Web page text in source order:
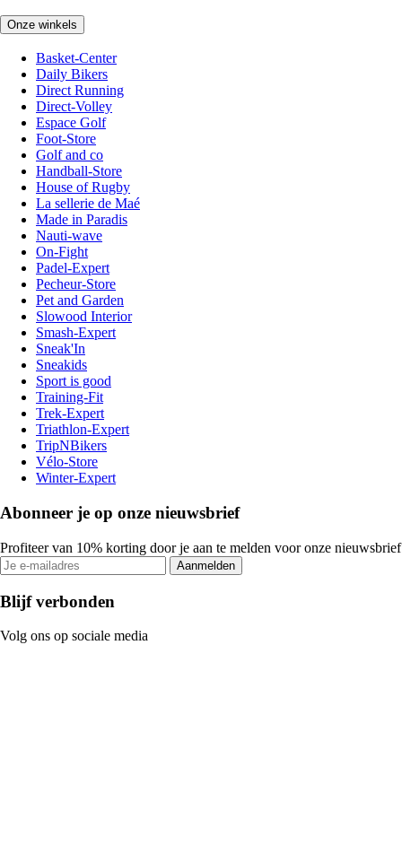
Onze winkels
Basket-Center
Daily Bikers
Direct Running
Direct-Volley
Espace Golf
Foot-Store
Golf and co
Handball-Store
House of Rugby
La sellerie de Maé
Made in Paradis
Nauti-wave
On-Fight
Padel-Expert
Pecheur-Store
Pet and Garden
Slowood Interior
Smash-Expert
Sneak'In
Sneakids
Sport is good
Training-Fit
Trek-Expert
Triathlon-Expert
TripNBikers
Vélo-Store
Winter-Expert
Abonneer je op onze nieuwsbrief
Profiteer van 10% korting door je aan te melden voor onze nieuwsbrief
Aanmelden
Blijf verbonden
Volg ons op sociale media